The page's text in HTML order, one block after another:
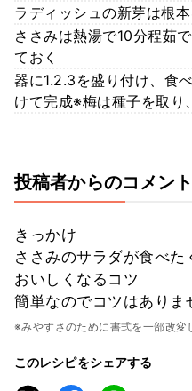
ラディッシュの新芽は根
ささみは熱湯で10分程茹
ておく
器に1.2.3を盛り付け、食
けて完成※梅は種子を取り
投稿者からのコメント
きっかけ
ささみのサラダが食べた
おいしくなるコツ
簡単なのでコツはありま
※みやすさのために書式を一部改変
このレシピをシェアする